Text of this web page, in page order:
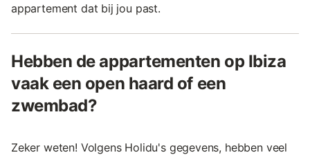
appartement dat bij jou past.
Hebben de appartementen op Ibiza
vaak een open haard of een
zwembad?
Zeker weten! Volgens Holidu's gegevens, hebben veel